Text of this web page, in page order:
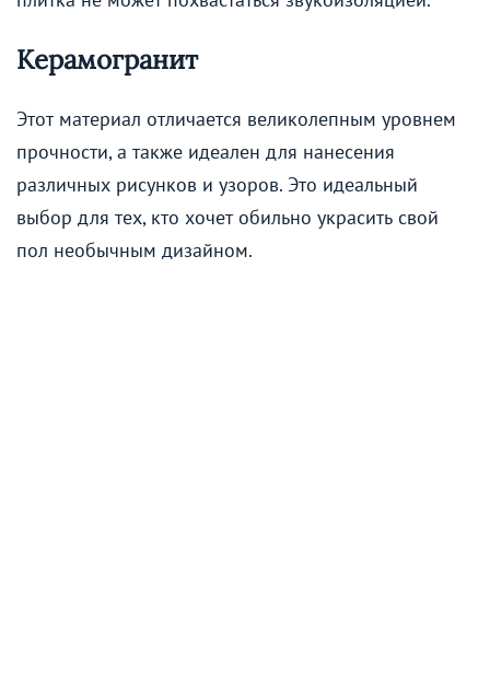
Керамогранит
Этот материал отличается великолепным уровнем
прочности, а также идеален для нанесения
различных рисунков и узоров. Это идеальный
выбор для тех, кто хочет обильно украсить свой
пол необычным дизайном.